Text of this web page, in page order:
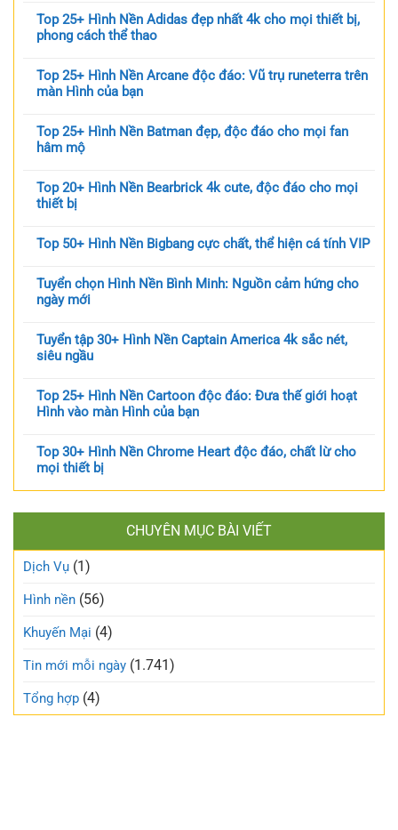
Top 25+ Hình Nền Adidas đẹp nhất 4k cho mọi thiết bị,
phong cách thể thao
Top 25+ Hình Nền Arcane độc đáo: Vũ trụ runeterra trên
màn Hình của bạn
Top 25+ Hình Nền Batman đẹp, độc đáo cho mọi fan
hâm mộ
Top 20+ Hình Nền Bearbrick 4k cute, độc đáo cho mọi
thiết bị
Top 50+ Hình Nền Bigbang cực chất, thể hiện cá tính VIP
Tuyển chọn Hình Nền Bình Minh: Nguồn cảm hứng cho
ngày mới
Tuyển tập 30+ Hình Nền Captain America 4k sắc nét,
siêu ngầu
Top 25+ Hình Nền Cartoon độc đáo: Đưa thế giới hoạt
Hình vào màn Hình của bạn
Top 30+ Hình Nền Chrome Heart độc đáo, chất lừ cho
mọi thiết bị
CHUYÊN MỤC BÀI VIẾT
Dịch Vụ (1)
Hình nền (56)
Khuyến Mại (4)
Tin mới mỗi ngày (1.741)
Tổng hợp (4)